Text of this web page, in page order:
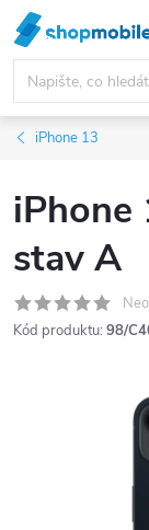
Přejít
na
obsah
iPhone 13
iPhone
stav A
Kód produktu: 98/